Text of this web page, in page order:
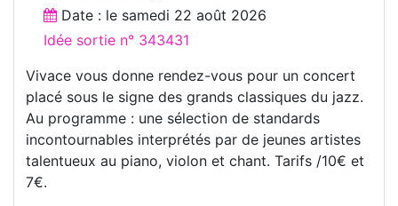
Date : le samedi 22 août 2026
Idée sortie n° 343431
Vivace vous donne rendez-vous pour un concert
placé sous le signe des grands classiques du jazz.
Au programme : une sélection de standards
incontournables interprétés par de jeunes artistes
talentueux au piano, violon et chant. Tarifs /10€ et
7€.